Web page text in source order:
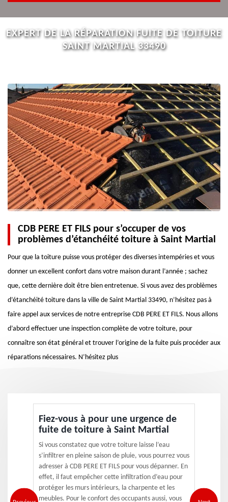
EXPERT DE LA RÉPARATION FUITE DE TOITURE
SAINT MARTIAL 33490
CDB PERE ET FILS pour s’occuper de vos
problèmes d’étanchéité toiture à Saint Martial
Pour que la toiture puisse vous protéger des diverses intempéries et vous
donner un excellent confort dans votre maison durant l’année ; sachez
que, cette dernière doit être bien entretenue. Si vous avez des problèmes
d’étanchéité toiture dans la ville de Saint Martial 33490, n’hésitez pas à
faire appel aux services de notre entreprise CDB PERE ET FILS. Nous allons
d’abord effectuer une inspection complète de votre toiture, pour
connaître son état général et trouver l’origine de la fuite puis procéder aux
réparations nécessaires. N’hésitez plus
Fiez-vous à pour une urgence de
fuite de toiture à Saint Martial
Si vous constatez que votre toiture laisse l’eau
s’infiltrer en pleine saison de pluie, vous pourrez vous
adresser à CDB PERE ET FILS pour vous dépanner. En
effet, il faut empêcher cette infiltration d’eau pour
protéger les murs intérieurs, la charpente et les
meubles. Pour le confort des occupants aussi, vous